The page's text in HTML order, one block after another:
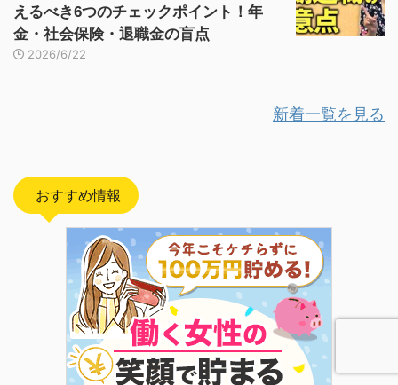
えるべき6つのチェックポイント！年
金・社会保険・退職金の盲点
2026/6/22
新着一覧を見る
おすすめ情報